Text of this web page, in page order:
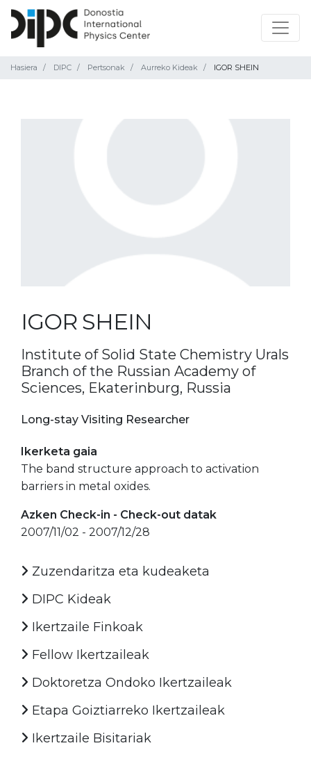
Hasiera DIPC Pertsonak Aurreko Kideak IGOR SHEIN
IGOR SHEIN
Institute of Solid State Chemistry Urals
Branch of the Russian Academy of
Sciences, Ekaterinburg, Russia
Long-stay Visiting Researcher
Ikerketa gaia
The band structure approach to activation
barriers in metal oxides.
Azken Check-in - Check-out datak
2007/11/02 - 2007/12/28
Zuzendaritza eta kudeaketa
DIPC Kideak
Ikertzaile Finkoak
Fellow Ikertzaileak
Doktoretza Ondoko Ikertzaileak
Etapa Goiztiarreko Ikertzaileak
Ikertzaile Bisitariak